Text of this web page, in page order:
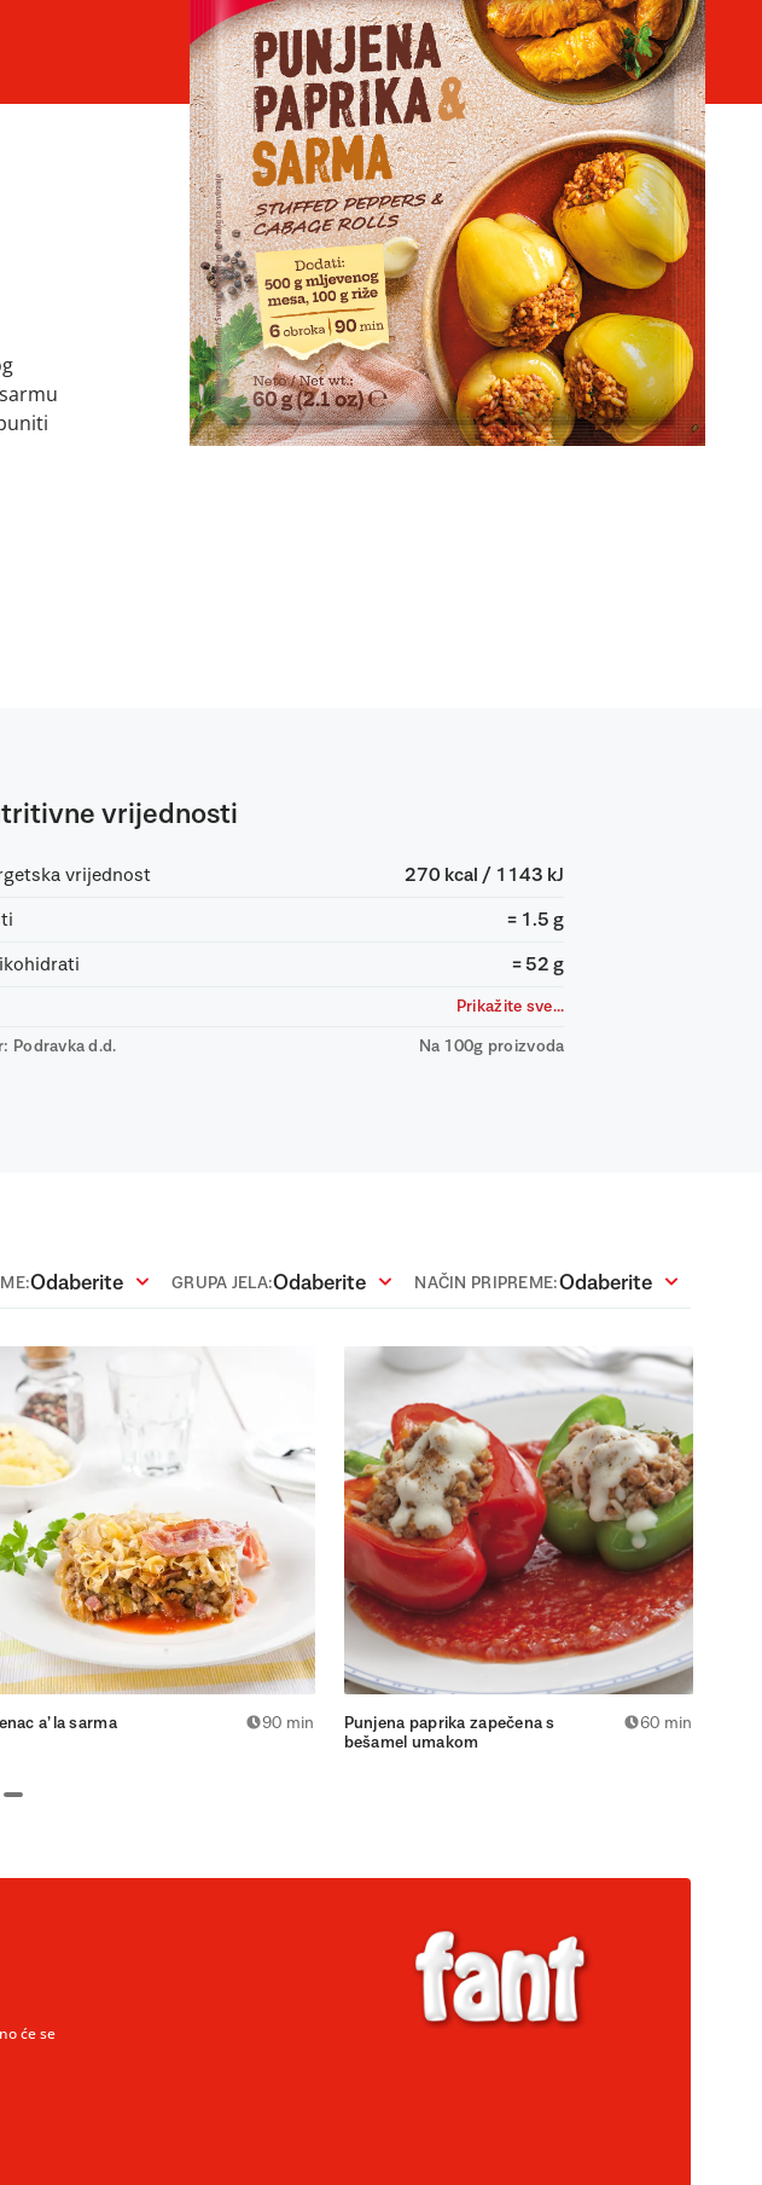
vrijednosti
vrijednost 270 kcal / 1143 kJ
= 1.5 g
= 52 g
Prikažite sve...
Podravka d.d. Na 100g proizvoda
Odaberite GRUPA JELA:Odaberite NAČIN PRIPREME:Odaberite
a’la sarma 90 min
Punjena paprika zapečena s
bešamel umakom
60 min
će se